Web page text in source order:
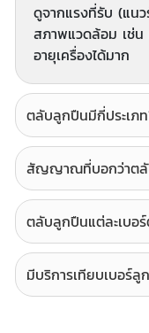
ดูจากแรงที่รับ (แน
สภาพแวดล้อม เช่น
อายุเครื่องได้มาก
ตลับลูกปืนมีกี่ประเภ
สัญญาณที่บอกว่าตลั
ตลับลูกปืนแต่ละเบอร์
มีบริการเทียบเบอร์ลู